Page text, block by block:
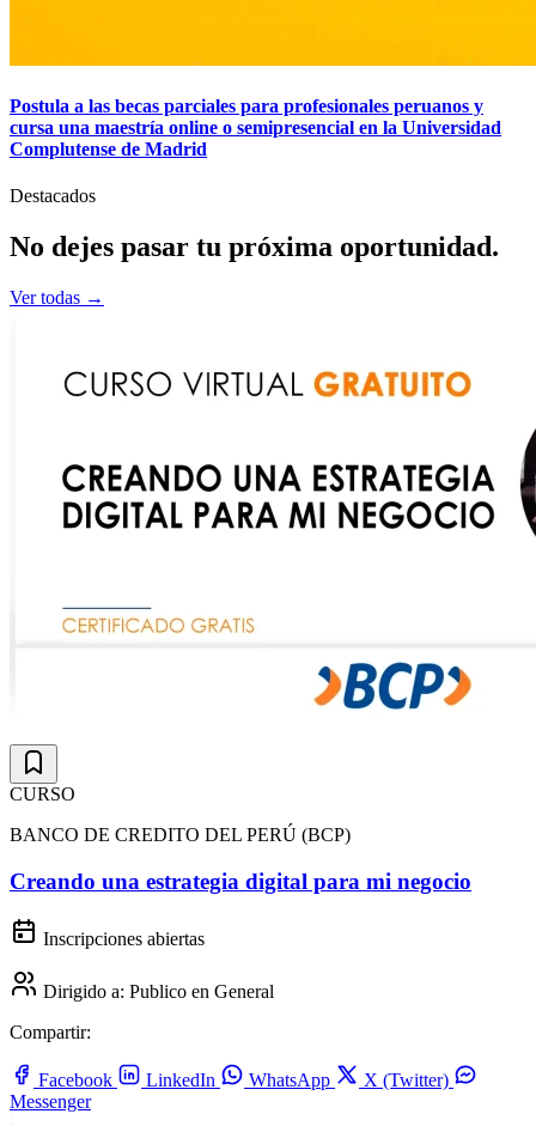
Postula a las becas parciales para profesionales peruanos y
cursa una maestría online o semipresencial en la Universidad
Complutense de Madrid
Destacados
No dejes pasar tu próxima oportunidad.
Ver todas →
CURSO
BANCO DE CREDITO DEL PERÚ (BCP)
Creando una estrategia digital para mi negocio
Inscripciones abiertas
Dirigido a: Publico en General
Compartir:
Facebook LinkedIn WhatsApp
X (Twitter)
Messenger